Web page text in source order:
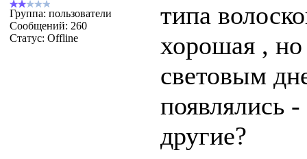
Группа: пользователи
Сообщений: 260
Статус: Offline
типа
хорошая , но
световым
появлялись
другие?